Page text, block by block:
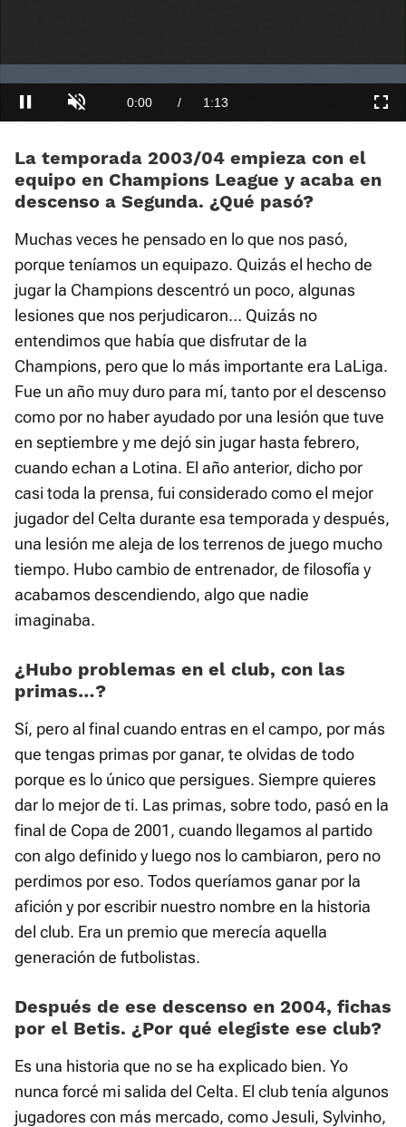
Pausa Unmute Current
0:00 / Duration
1:13
:
0.00%
La temporada 2003/04 empieza con el
equipo en Champions League y acaba en
descenso a Segunda. ¿Qué pasó?
Muchas veces he pensado en lo que nos pasó,
porque teníamos un equipazo. Quizás el hecho de
jugar la Champions descentró un poco, algunas
lesiones que nos perjudicaron… Quizás no
entendimos que había que disfrutar de la
Champions, pero que lo más importante era LaLiga.
Fue un año muy duro para mí, tanto por el descenso
como por no haber ayudado por una lesión que tuve
en septiembre y me dejó sin jugar hasta febrero,
cuando echan a Lotina. El año anterior, dicho por
casi toda la prensa, fui considerado como el mejor
jugador del Celta durante esa temporada y después,
una lesión me aleja de los terrenos de juego mucho
tiempo. Hubo cambio de entrenador, de filosofía y
acabamos descendiendo, algo que nadie
imaginaba.
¿Hubo problemas en el club, con las
primas…?
Sí, pero al final cuando entras en el campo, por más
que tengas primas por ganar, te olvidas de todo
porque es lo único que persigues. Siempre quieres
dar lo mejor de ti. Las primas, sobre todo, pasó en la
final de Copa de 2001, cuando llegamos al partido
con algo definido y luego nos lo cambiaron, pero no
perdimos por eso. Todos queríamos ganar por la
afición y por escribir nuestro nombre en la historia
del club. Era un premio que merecía aquella
generación de futbolistas.
Después de ese descenso en 2004, fichas
por el Betis. ¿Por qué elegiste ese club?
Es una historia que no se ha explicado bien. Yo
nunca forcé mi salida del Celta. El club tenía algunos
jugadores con más mercado, como Jesuli, Sylvinho,